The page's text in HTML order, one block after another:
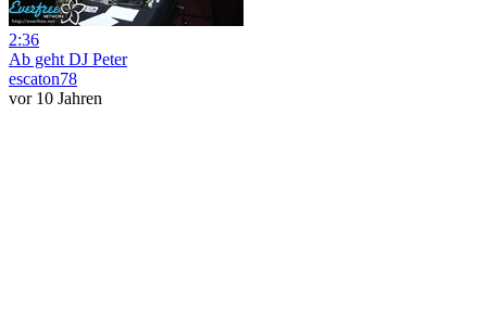
2:36
Ab geht DJ Peter
escaton78
vor 10 Jahren